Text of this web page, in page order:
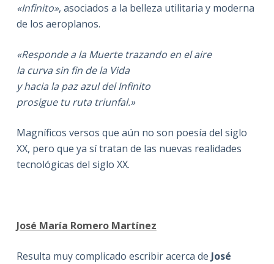
«Infinito», asociados a la belleza utilitaria y moderna
de los aeroplanos.
«Responde a la Muerte trazando en el aire
la curva sin fin de la Vida
y hacia la paz azul del Infinito
prosigue tu ruta triunfal.»
Magníficos versos que aún no son poesía del siglo
XX, pero que ya sí tratan de las nuevas realidades
tecnológicas del siglo XX.
José María Romero Martínez
Resulta muy complicado escribir acerca de José